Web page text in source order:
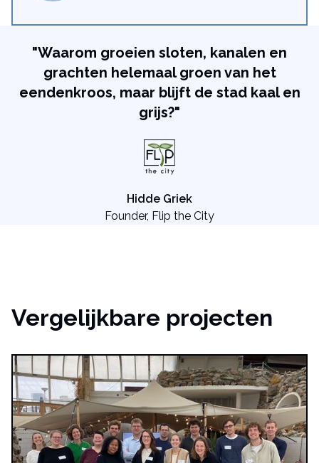
"Waarom groeien sloten, kanalen en
grachten helemaal groen van het
eendenkroos, maar blijft de stad kaal en
grijs?"
Hidde Griek
Founder, Flip the City
Vergelijkbare projecten